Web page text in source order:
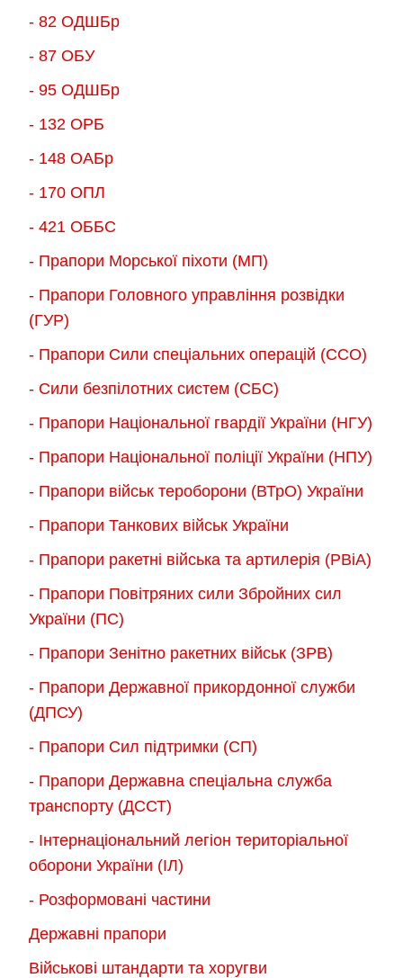
- 82 ОДШБр
- 87 ОБУ
- 95 ОДШБр
- 132 ОРБ
- 148 ОАБр
- 170 ОПЛ
- 421 ОББС
- Прапори Морської піхоти (МП)
- Прапори Головного управління розвідки
(ГУР)
- Прапори Сили спеціальних операцій (ССО)
- Сили безпілотних систем (СБС)
- Прапори Національної гвардії України (НГУ)
- Прапори Національної поліції України (НПУ)
- Прапори військ тероборони (ВТрО) України
- Прапори Танкових військ України
- Прапори ракетні війська та артилерія (РВіА)
- Прапори Повітряних сили Збройних сил
України (ПС)
- Прапори Зенітно ракетних військ (ЗРВ)
- Прапори Державної прикордонної служби
(ДПСУ)
- Прапори Сил підтримки (СП)
- Прапори Державна спеціальна служба
транспорту (ДССТ)
- Інтернаціональний легіон територіальної
оборони України (ІЛ)
- Розформовані частини
Державні прапори
Військові штандарти та хоругви